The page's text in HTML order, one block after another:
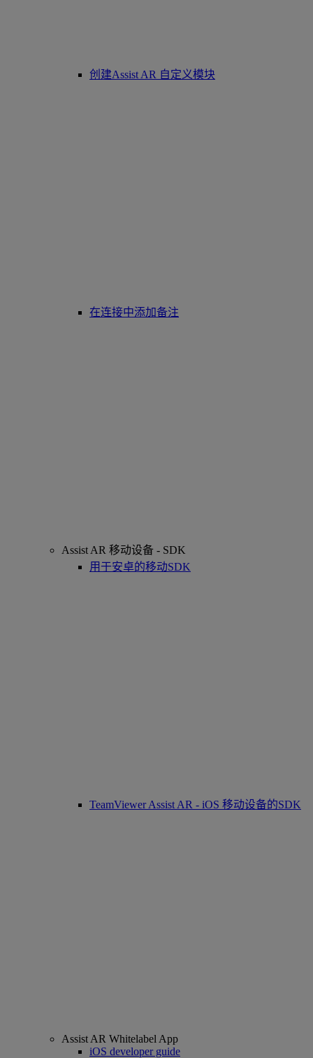
创建Assist AR 自定义模块
在连接中添加备注
Assist AR 移动设备 - SDK
用于安卓的移动SDK
TeamViewer Assist AR - iOS 移动设备的SDK
Assist AR Whitelabel App
iOS developer guide